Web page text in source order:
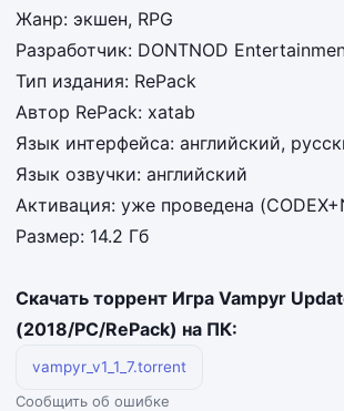
Жанр: экшен, RPG
Разработчик: DONTNOD
Тип издания: RePack
Автор RePack: xatab
Язык интерфейса: английский,
Язык озвучки: английский
Активация: уже проведена
Размер: 14.2 Гб
Скачать торрент Игра Vampyr
(2018/PC/RePack) на ПК:
vampyr_v1_1_7.torrent
Сообщить об ошибке